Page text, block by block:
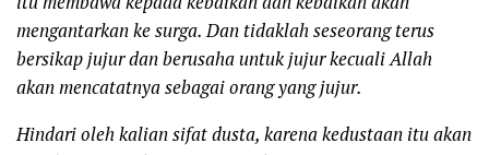
mengantarkan ke surga.Dan tidaklah seseorang terus
bersikap jujur danberusaha untuk jujurkecuali Allah
akan mencatatnya sebagai orang yang jujur.
Hindari oleh kalian sifat dusta, karena kedustaan itu akan